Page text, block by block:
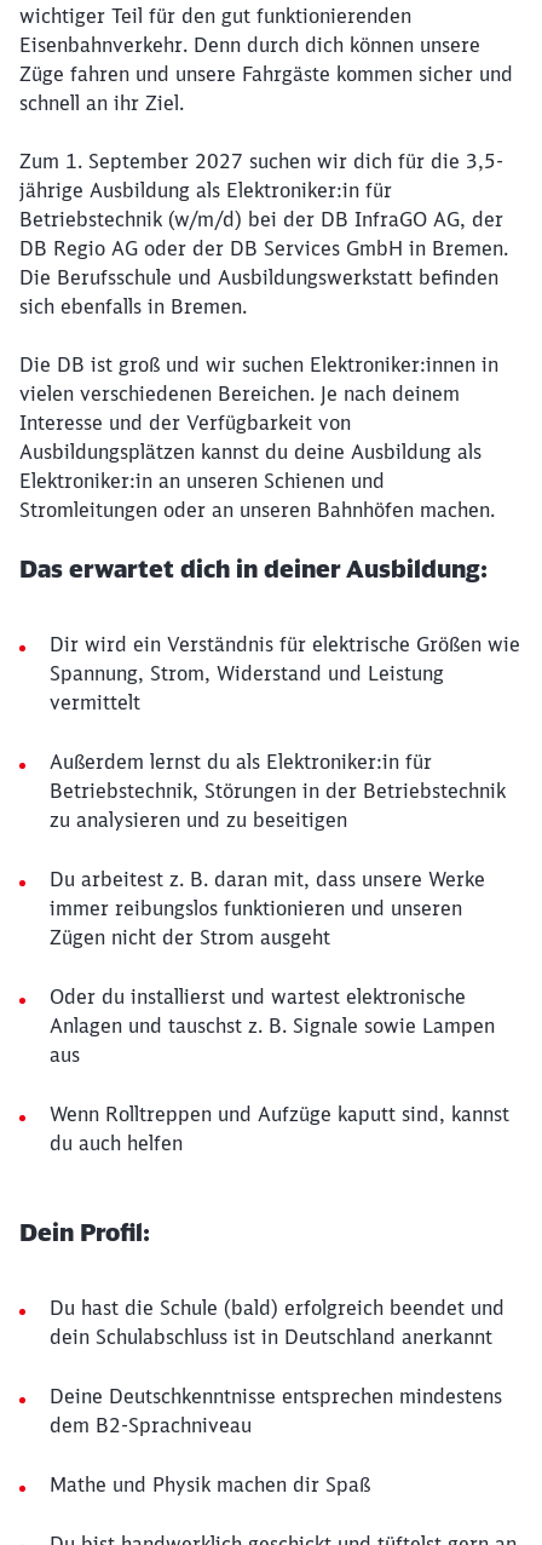
wichtiger Teil für den gut funktionierenden
Eisenbahnverkehr. Denn durch dich können unsere
Züge fahren und unsere Fahrgäste kommen sicher und
schnell an ihr Ziel.
Zum 1. September 2027 suchen wir dich für die 3,5-
jährige Ausbildung als Elektroniker:in für
Betriebstechnik (w/m/d) bei der DB InfraGO AG, der
DB Regio AG oder der DB Services GmbH in Bremen.
Die Berufsschule und Ausbildungswerkstatt befinden
sich ebenfalls in Bremen.
Die DB ist groß und wir suchen Elektroniker:innen in
vielen verschiedenen Bereichen. Je nach deinem
Interesse und der Verfügbarkeit von
Ausbildungsplätzen kannst du deine Ausbildung als
Elektroniker:in an unseren Schienen und
Stromleitungen oder an unseren Bahnhöfen machen.
Das erwartet dich in deiner Ausbildung:
Dir wird ein Verständnis für elektrische Größen wie
Spannung, Strom, Widerstand und Leistung
vermittelt
Außerdem lernst du als Elektroniker:in für
Betriebstechnik, Störungen in der Betriebstechnik
zu analysieren und zu beseitigen
Du arbeitest z. B. daran mit, dass unsere Werke
immer reibungslos funktionieren und unseren
Zügen nicht der Strom ausgeht
Oder du installierst und wartest elektronische
Anlagen und tauschst z. B. Signale sowie Lampen
aus
Wenn Rolltreppen und Aufzüge kaputt sind, kannst
du auch helfen
Dein Profil:
Du hast die Schule (bald) erfolgreich beendet und
dein Schulabschluss ist in Deutschland anerkannt
Deine Deutschkenntnisse entsprechen mindestens
dem B2-Sprachniveau
Mathe und Physik machen dir Spaß